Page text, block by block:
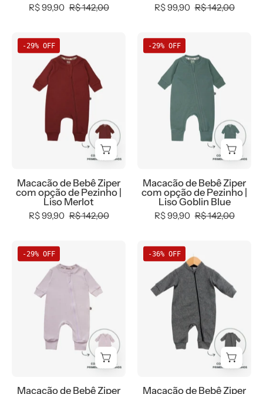
R$ 99,90 R$ 142,00 R$ 99,90 R$ 142,00
de
Bebê
Ziper
opção
de
Pezinho
Merlot
-29% OFF
Macacão de Bebê Ziper
com opção de Pezinho |
Liso Merlot
R$ 99,90 R$ 142,00
de
Bebê
Ziper
opção
de
Pezinho
Goblin
Blue
-29% OFF
Macacão de Bebê Ziper
com opção de Pezinho |
Liso Goblin Blue
R$ 99,90 R$ 142,00
de
Bebê
Ziper
com
Pezinho
-29% OFF
Macacão de Bebê Ziper
de
Bebê
Ziper
com
opção
de
Pezinho
-36% OFF
Macacão de Bebê Ziper